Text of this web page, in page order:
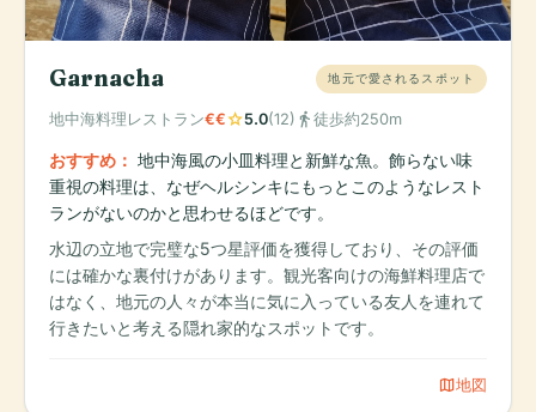
Garnacha 地元で愛されるスポット
地中海料理レストラン€€star5.0(12) directions_walk 徒歩約250m
おすすめ： 地中海風の小皿料理と新鮮な魚。飾らない味
重視の料理は、なぜヘルシンキにもっとこのようなレスト
ランがないのかと思わせるほどです。
水辺の立地で完璧な5つ星評価を獲得しており、その評価
には確かな裏付けがあります。観光客向けの海鮮料理店で
はなく、地元の人々が本当に気に入っている友人を連れて
行きたいと考える隠れ家的なスポットです。
map地図